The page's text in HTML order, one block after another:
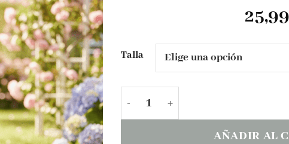
25,99
Talla
AÑADIR AL